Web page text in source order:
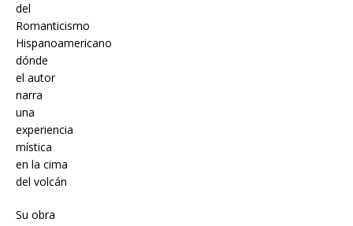
del
Romanticismo
Hispanoamericano
dónde
el autor
narra
una
experiencia
mística
en la cima
del volcán
Su obra